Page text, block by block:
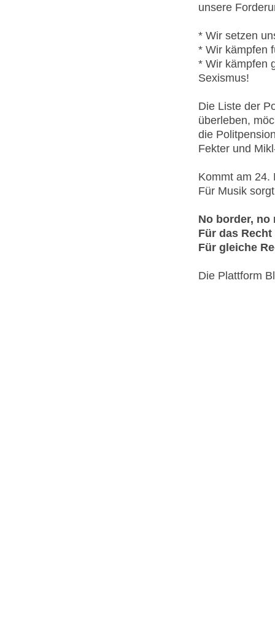
unsere
* Wir setzen
* Wir kämpfen
* Wir kämpfen
Sexismus!
Die Liste der
überleben,
die
Fekter und
Kommt am 24.
Für Musik
No border,
Für das
Für gleiche
Die Plattform